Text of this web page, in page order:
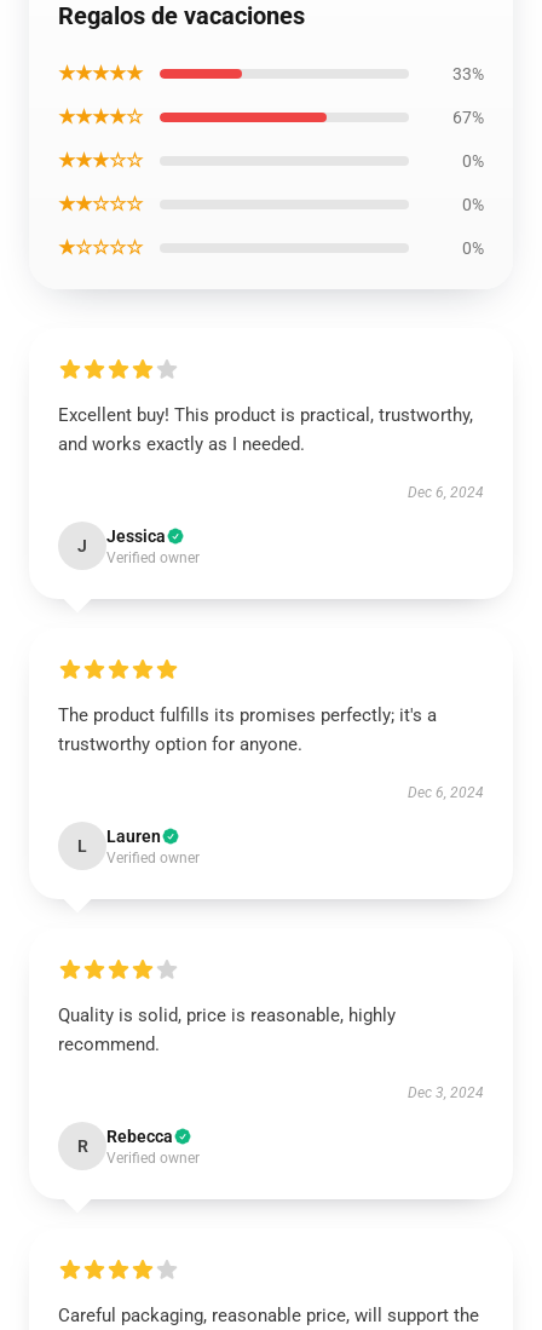
Regalos de vacaciones
★★★★★ 33%
★★★★☆ 67%
★★★☆☆ 0%
★★☆☆☆ 0%
★☆☆☆☆ 0%
Excellent buy! This product is practical, trustworthy,
and works exactly as I needed.
Dec 6, 2024
J Jessica
Verified owner
The product fulfills its promises perfectly; it's a
trustworthy option for anyone.
Dec 6, 2024
L Lauren
Verified owner
Quality is solid, price is reasonable, highly
recommend.
Dec 3, 2024
R Rebecca
Verified owner
Careful packaging, reasonable price, will support the